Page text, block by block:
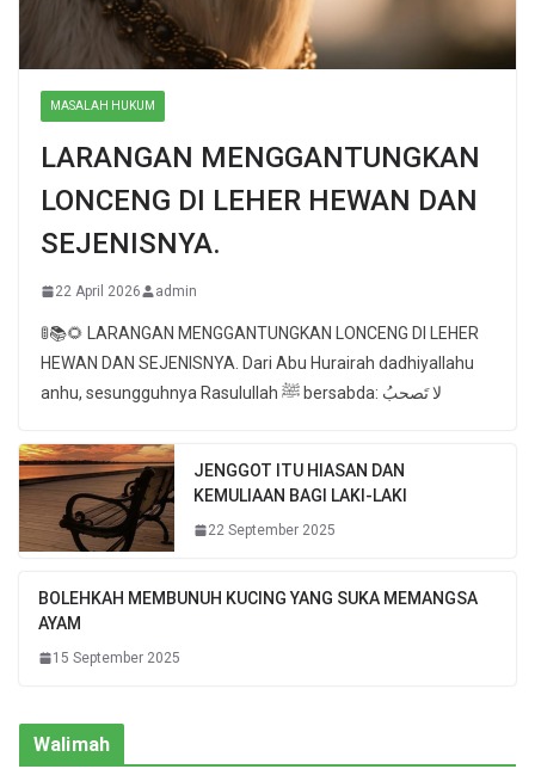
MASALAH HUKUM
LARANGAN MENGGANTUNGKAN
LONCENG DI LEHER HEWAN DAN
SEJENISNYA.
22 April 2026 admin
🚦📚🌻 LARANGAN MENGGANTUNGKAN LONCENG DI LEHER
HEWAN DAN SEJENISNYA. Dari Abu Hurairah dadhiyallahu
anhu, sesungguhnya Rasulullah ﷺ bersabda: لا تَصحبُ
JENGGOT ITU HIASAN DAN
KEMULIAAN BAGI LAKI-LAKI
22 September 2025
BOLEHKAH MEMBUNUH KUCING YANG SUKA MEMANGSA
AYAM
15 September 2025
Walimah